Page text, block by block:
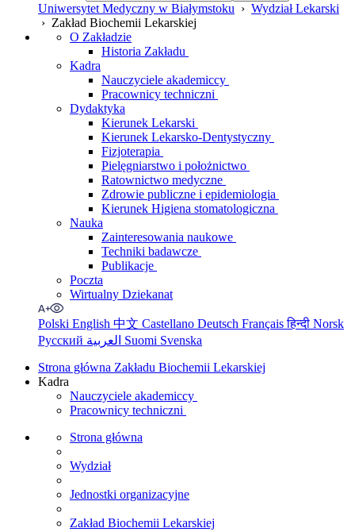
Uniwersytet Medyczny w Białymstoku › Wydział Lekarski
› Zakład Biochemii Lekarskiej
O Zakładzie
Historia Zakładu
Kadra
Nauczyciele akademiccy
Pracownicy techniczni
Dydaktyka
Kierunek Lekarski
Kierunek Lekarsko-Dentystyczny
Fizjoterapia
Pielęgniarstwo i położnictwo
Ratownictwo medyczne
Zdrowie publiczne i epidemiologia
Kierunek Higiena stomatologiczna
Nauka
Zainteresowania naukowe
Techniki badawcze
Publikacje
Poczta
Wirtualny Dziekanat
Polski English 中文 Castellano Deutsch Françaisहिन्दी Norsk
Русский
Suomi Svenska
Strona główna Zakładu Biochemii Lekarskiej
Kadra
Nauczyciele akademiccy
Pracownicy techniczni
Strona główna
Wydział
Jednostki organizacyjne
Zakład Biochemii Lekarskiej